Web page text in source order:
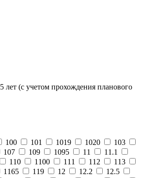
5 лет (с учетом прохождения планового
100 101 1019 1020
103
107 109 1095 11
11.1
110 1100 111 112
113
1165 119 12 12.2
12.5